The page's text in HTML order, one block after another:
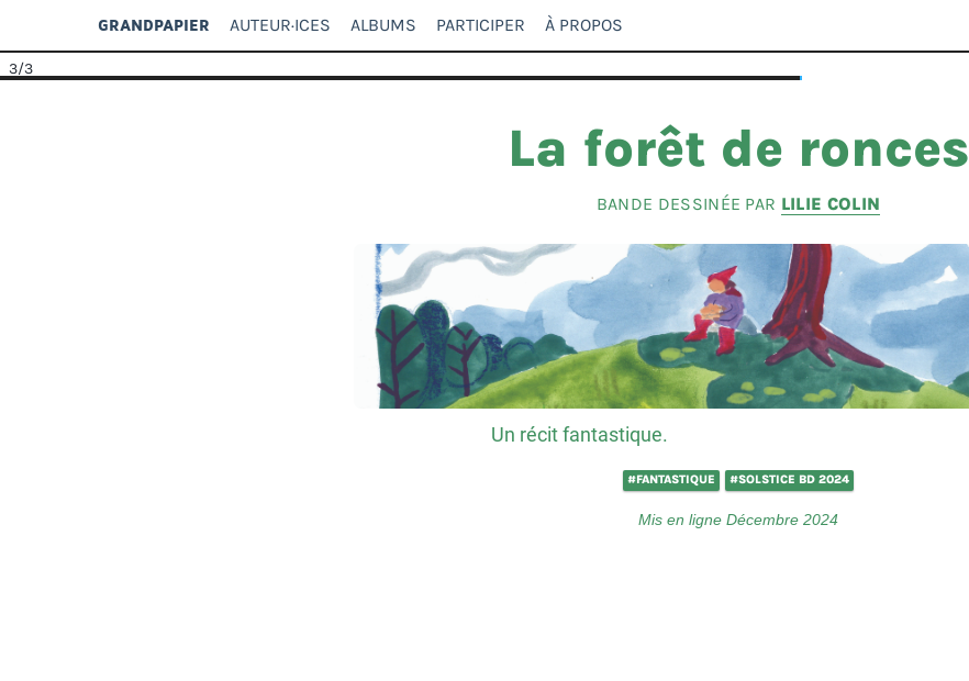
GRANDPAPIER AUTEUR·ICES ALBUMS PARTICIPER À PROPOS
3/3
La forêt de ronces
BANDE DESSINÉE PAR LILIE COLIN
Un récit fantastique.
#FANTASTIQUE #SOLSTICE BD 2024
Mis en ligne Décembre 2024